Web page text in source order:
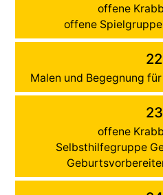
offene
offene
22
Malen und Begegnung
23
offene
Selbsthilfegruppe